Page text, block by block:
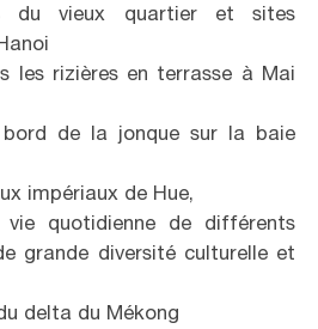
du vieux quartier et sites
les rizières en terrasse à Mai
de la jonque sur la baie
impériaux de Hue,
quotidienne de différents
grande diversité culturelle et
delta du Mékong